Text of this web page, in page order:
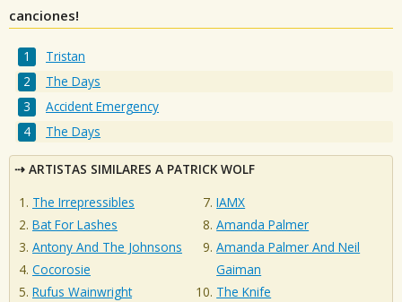
canciones!
Tristan
The Days
Accident Emergency
The Days
ARTISTAS SIMILARES A PATRICK WOLF
The Irrepressibles
Bat For Lashes
Antony And The Johnsons
Cocorosie
Rufus Wainwright
IAMX
Amanda Palmer
Amanda Palmer And Neil
Gaiman
The Knife